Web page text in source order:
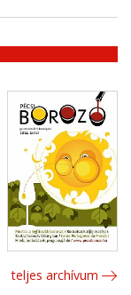
teljes archívum